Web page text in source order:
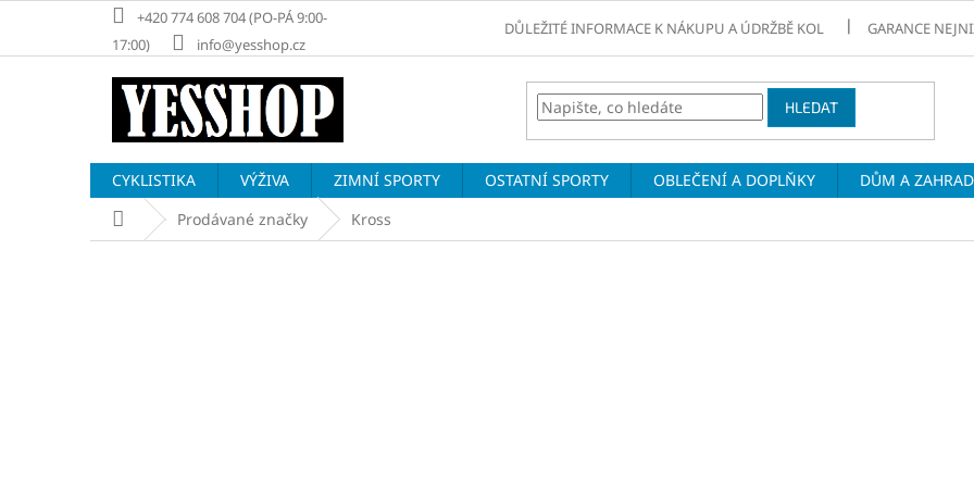
obsah
+420 774 608 704 (PO-PÁ 9:00-
17:00)
info@yesshop.cz
DŮLEŽITÉ INFORMACE K NÁKUPU A ÚDRŽBĚ KOL GARANCE
HLEDAT
CYKLISTIKA VÝŽIVA ZIMNÍ SPORTY OSTATNÍ SPORTY OBLEČENÍ A DOPLŇKY DŮM A
Domů Prodávané značky Kross